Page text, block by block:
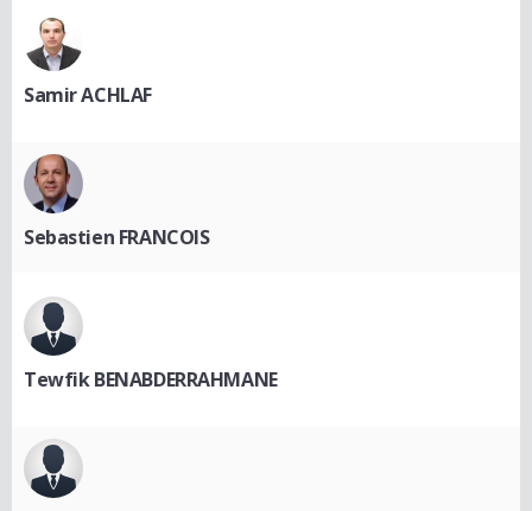
Samir ACHLAF
Sebastien FRANCOIS
Tewfik BENABDERRAHMANE